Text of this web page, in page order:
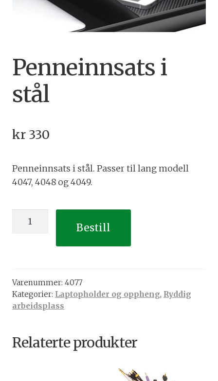
Penneinnsats i
stål
kr330
Penneinnsats i stål. Passer til lang modell
4047, 4048 og 4049.
Penneinnsats
Bestill
Varenummer: 4077
Kategorier: Laptopholder og oppheng, Ryddig
arbeidsplass
Relaterte produkter